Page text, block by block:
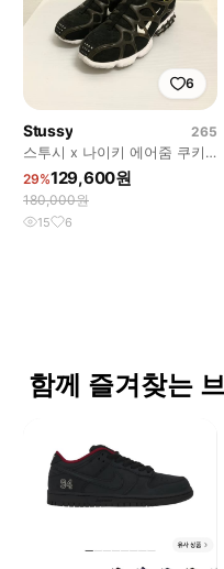
6
Stussy
265
스투시 x 나이키 에어줌 쿠키
니
29%129,600원
180,000원
15 6
함께 즐겨찾는